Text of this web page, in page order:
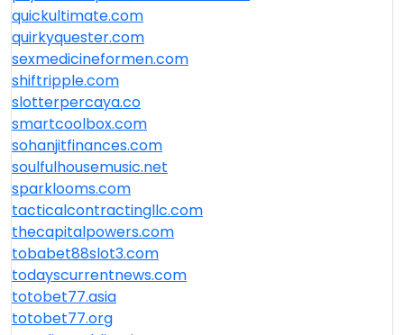
quickultimate.com
quirkyquester.com
sexmedicineformen.com
shiftripple.com
slotterpercaya.co
smartcoolbox.com
sohanjitfinances.com
soulfulhousemusic.net
sparklooms.com
tacticalcontractingllc.com
thecapitalpowers.com
tobabet88slot3.com
todayscurrentnews.com
totobet77.asia
totobet77.org